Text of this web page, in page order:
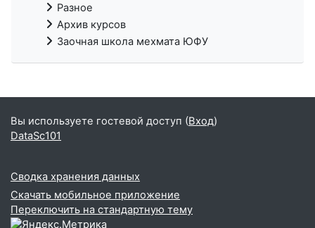
Разное
Архив курсов
Заочная школа мехмата ЮФУ
Вы используете гостевой доступ (Вход)
DataSc101
Сводка хранения данных
Скачать мобильное приложение
Переключить на стандартную тему